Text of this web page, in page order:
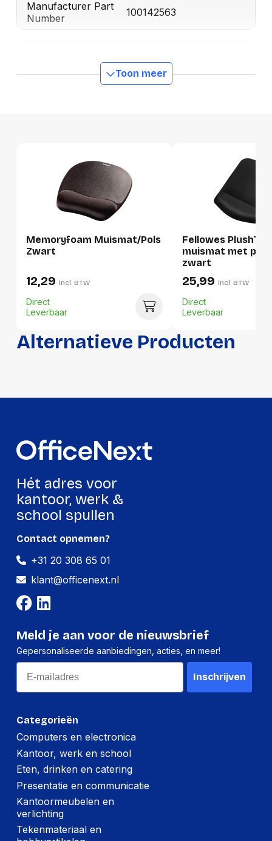
Manufacturer Part
Number
100142563
Lengte
0 mm
Verpakking
Per stuk
Hoeveelheid:
1 stuk
Hoogte:
Lengte:
Lengte:
-
Toon meer
Alternatieve Producten
Memoryfoam Muismat/Pols
Zwart
12,29 incl. BTW
Direct
Leverbaar
Fellowes
muismat met
zwart
25,99 incl. BTW
Direct
Leverbaar
Hét adres voor
kantoor, werk &
school spullen
Categorieën
Computers en electronica
Kantoor, werk en school
Eten, drinken en catering
Presentatie en communicatie
Kantoormeubelen en
verlichting
Tekenmateriaal en
Contact opnemen?
+31 20 308 65 01
klant@officenext.nl
Meld je aan voor de nieuwsbrief
Gepersonaliseerde aanbiedingen, acties, en meer!
Email
Inschrijven